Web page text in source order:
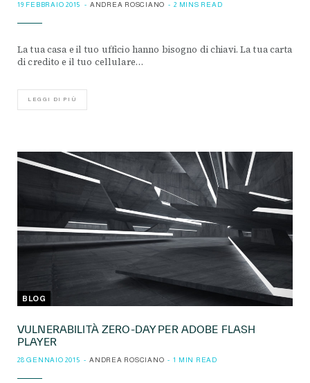
19 FEBBRAIO 2015 ANDREA ROSCIANO 2 MINS READ
La tua casa e il tuo ufficio hanno bisogno di chiavi. La tua carta
di credito e il tuo cellulare…
LEGGI DI PIÙ
BLOG
VULNERABILITÀ ZERO-DAY PER ADOBE FLASH
PLAYER
28 GENNAIO 2015 ANDREA ROSCIANO 1 MIN READ